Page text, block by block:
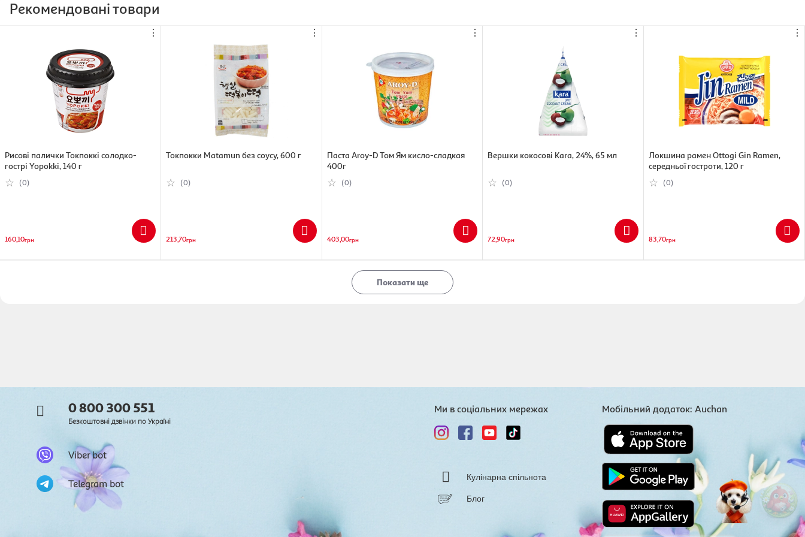
Бренд: Acecook
Термін придатності: 12 місяців
Температура зберігання: 5...25
Країна-виробник: Таїланд
Рекомендовані товари
⋮
Рисові палички Токпоккі солодко-
гострі Yopokki, 140 г
(0)
160,10грн
⋮
Токпокки Matamun без соусу, 600 г
(0)
213,70грн
⋮
Паста Aroy-D Том Ям кисло-сладкая
400г
(0)
403,00грн
⋮
Вершки кокосові Kara, 24%, 65 мл
(0)
72,90грн
⋮
Локшина рамен Ottogi Gin Ramen,
середньої гостроти, 120 г
(0)
83,70грн
Показати ще
0 800 300 551
Безкоштовні дзвінки по Україні
Viber bot
Telegram bot
Ми в соціальних мережах
Кулінарна спільнота
Блог
Мобільний додаток: Auchan